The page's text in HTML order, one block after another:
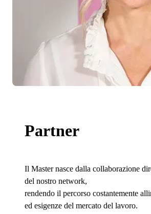
Partner
Il Master nasce dalla collaborazione
del nostro network,
rendendo il percorso costantemente
ed esigenze del mercato del lavoro.